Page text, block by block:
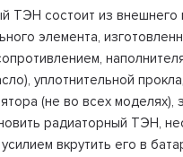
ТЭН состоит из внешнего
элемента,
уплотнительной
(не во всех моделях),
радиаторный ТЭН,
вкрутить его в